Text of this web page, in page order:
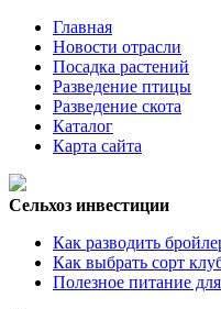
Главная
Новости отрасли
Посадка растений
Разведение птицы
Разведение скота
Каталог
Карта сайта
Сельхоз инвестиции
Как разводить
Как выбрать сорт
Полезное питание